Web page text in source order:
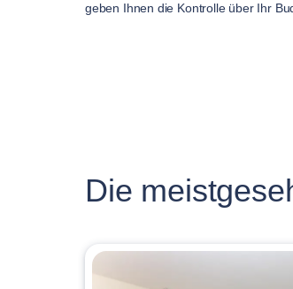
geben Ihnen die Kontrolle über Ihr
Die